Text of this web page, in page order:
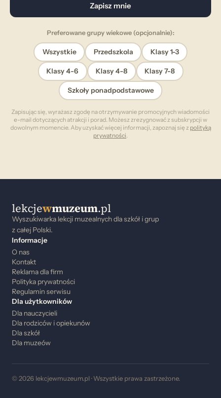
Zapisz mnie
Preferowane grupy wiekowe (opcjonalnie):
Wszystkie Przedszkola Klasy 1-3
Klasy 4-6 Klasy 4-8 Klasy 7-8
Szkoły ponadpodstawowe
Zapisując się, wyrażasz zgodę na otrzymywanie promocyjnych wiadomości
e-mail dotyczących atrakcji i porad. Możesz zrezygnować z subskrypcji w
dowolnym momencie. Aby uzyskać więcej informacji, zapoznaj się z polityką
prywatności
lekcjewmuzeum.pl
Wyszukiwarka lekcji muzealnych dla szkół i grup
z całej Polski.
Informacje
O nas
Kontakt
Reklama dla firm
Polityka prywatności
Regulamin serwisu
Dla użytkowników
Dla nauczycieli
Dla rodziców i opiekunów
Dla szkół
Dla muzeów
© 2026 lekcjewmuzeum.pl · Wszystkie prawa zastrzeżone.